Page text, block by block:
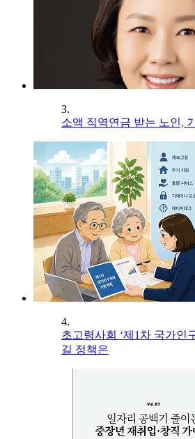
3.
소액 직역연금 받는 노인,
4.
초고령사회 ‘제1차 국가인
길 정책은